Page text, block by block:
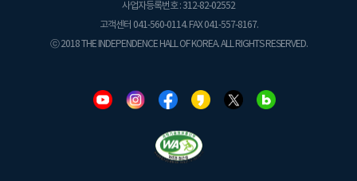
사업자등록번호 : 312-82-02552
고객센터 041-560-0114. FAX 041-557-8167.
ⓒ 2018 THE INDEPENDENCE HALL OF KOREA. ALL RIGHTS RESERVED.